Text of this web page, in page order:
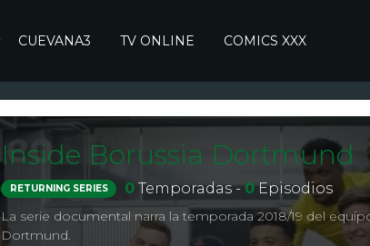
CUEVANA3 TV ONLINE COMICS XXX
Inside Borussia Dortmund
RETURNING SERIES 0Temporadas -0Episodios
La serie documental narra la temporada 2018/19 del
Dortmund.